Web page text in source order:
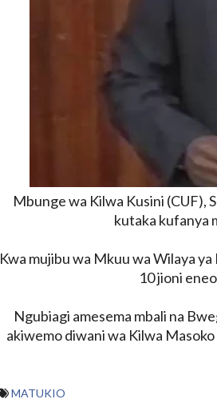
Mbunge wa Kilwa Kusini (CUF),
kutaka kufanya
Kwa mujibu wa Mkuu wa Wilaya
10 jioni
Ngubiagi amesema mbali na
akiwemo diwani wa Kilwa
MATUKIO